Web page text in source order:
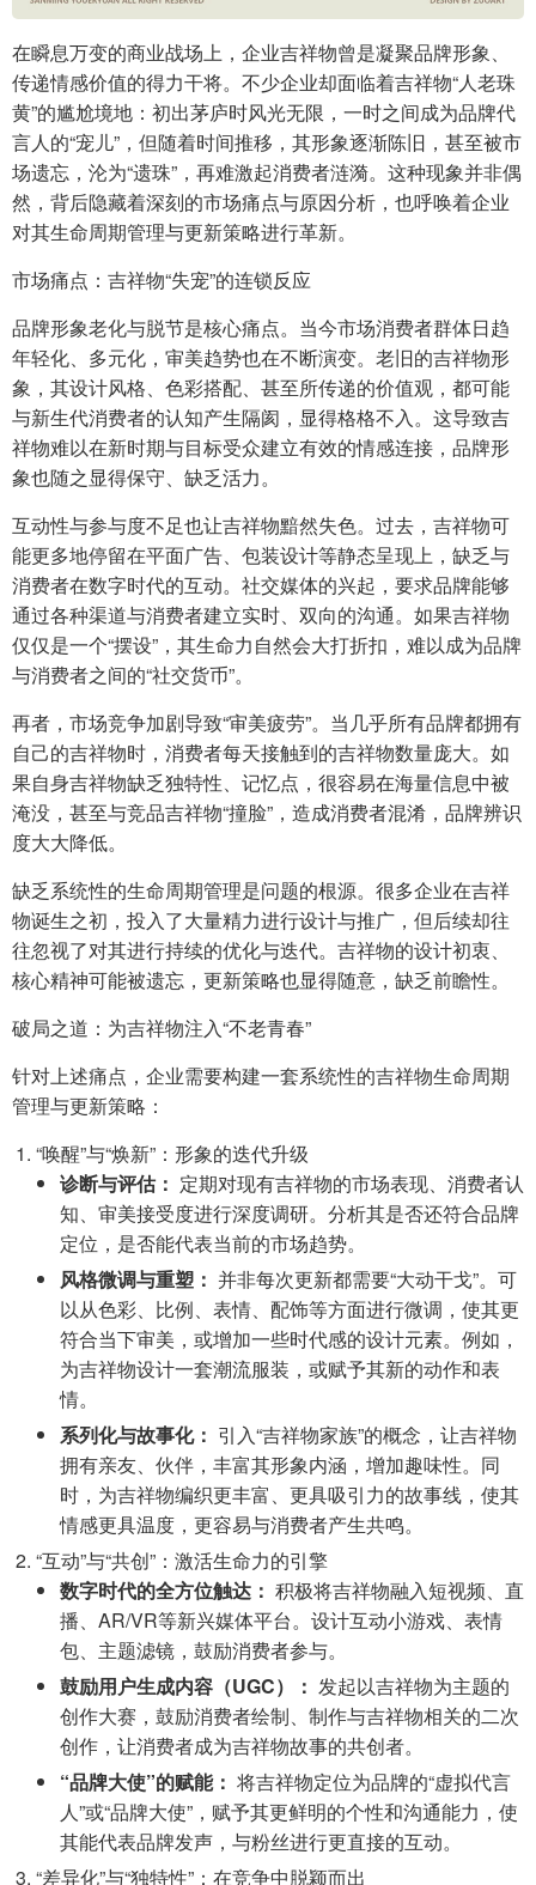
在瞬息万变的商业战场上，企业吉祥物曾是凝聚品牌形象、
传递情感价值的得力干将。不少企业却面临着吉祥物“人老珠
黄”的尴尬境地：初出茅庐时风光无限，一时之间成为品牌代
言人的“宠儿”，但随着时间推移，其形象逐渐陈旧，甚至被市
场遗忘，沦为“遗珠”，再难激起消费者涟漪。这种现象并非偶
然，背后隐藏着深刻的市场痛点与原因分析，也呼唤着企业
对其生命周期管理与更新策略进行革新。
市场痛点：吉祥物“失宠”的连锁反应
品牌形象老化与脱节是核心痛点。当今市场消费者群体日趋
年轻化、多元化，审美趋势也在不断演变。老旧的吉祥物形
象，其设计风格、色彩搭配、甚至所传递的价值观，都可能
与新生代消费者的认知产生隔阂，显得格格不入。这导致吉
祥物难以在新时期与目标受众建立有效的情感连接，品牌形
象也随之显得保守、缺乏活力。
互动性与参与度不足也让吉祥物黯然失色。过去，吉祥物可
能更多地停留在平面广告、包装设计等静态呈现上，缺乏与
消费者在数字时代的互动。社交媒体的兴起，要求品牌能够
通过各种渠道与消费者建立实时、双向的沟通。如果吉祥物
仅仅是一个“摆设”，其生命力自然会大打折扣，难以成为品牌
与消费者之间的“社交货币”。
再者，市场竞争加剧导致“审美疲劳”。当几乎所有品牌都拥有
自己的吉祥物时，消费者每天接触到的吉祥物数量庞大。如
果自身吉祥物缺乏独特性、记忆点，很容易在海量信息中被
淹没，甚至与竞品吉祥物“撞脸”，造成消费者混淆，品牌辨识
度大大降低。
缺乏系统性的生命周期管理是问题的根源。很多企业在吉祥
物诞生之初，投入了大量精力进行设计与推广，但后续却往
往忽视了对其进行持续的优化与迭代。吉祥物的设计初衷、
核心精神可能被遗忘，更新策略也显得随意，缺乏前瞻性。
破局之道：为吉祥物注入“不老青春”
针对上述痛点，企业需要构建一套系统性的吉祥物生命周期
管理与更新策略：
“唤醒”与“焕新”：形象的迭代升级
诊断与评估： 定期对现有吉祥物的市场表现、消费者认
知、审美接受度进行深度调研。分析其是否还符合品牌
定位，是否能代表当前的市场趋势。
风格微调与重塑： 并非每次更新都需要“大动干戈”。可
以从色彩、比例、表情、配饰等方面进行微调，使其更
符合当下审美，或增加一些时代感的设计元素。例如，
为吉祥物设计一套潮流服装，或赋予其新的动作和表
情。
系列化与故事化： 引入“吉祥物家族”的概念，让吉祥物
拥有亲友、伙伴，丰富其形象内涵，增加趣味性。同
时，为吉祥物编织更丰富、更具吸引力的故事线，使其
情感更具温度，更容易与消费者产生共鸣。
“互动”与“共创”：激活生命力的引擎
数字时代的全方位触达： 积极将吉祥物融入短视频、直
播、AR/VR等新兴媒体平台。设计互动小游戏、表情
包、主题滤镜，鼓励消费者参与。
鼓励用户生成内容（UGC）： 发起以吉祥物为主题的
创作大赛，鼓励消费者绘制、制作与吉祥物相关的二次
创作，让消费者成为吉祥物故事的共创者。
“品牌大使”的赋能： 将吉祥物定位为品牌的“虚拟代言
人”或“品牌大使”，赋予其更鲜明的个性和沟通能力，使
其能代表品牌发声，与粉丝进行更直接的互动。
“差异化”与“独特性”：在竞争中脱颖而出